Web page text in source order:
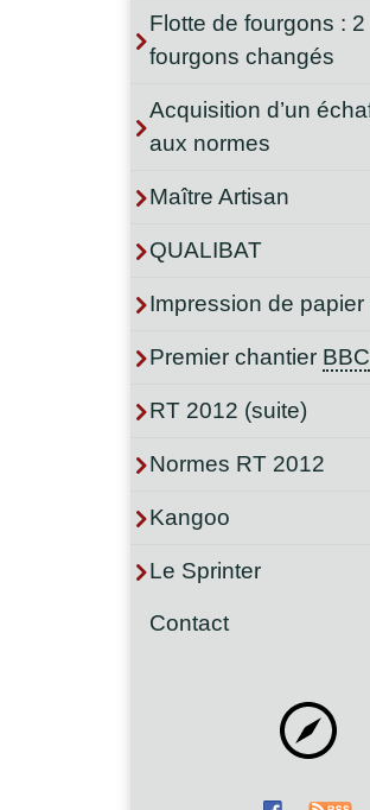
Flotte de fourgons : 2
fourgons changés
Acquisition d’un
aux normes
Maître Artisan
QUALIBAT
Impression de papier
Premier chantier BBC
RT 2012 (suite)
Normes RT 2012
Kangoo
Le Sprinter
Contact